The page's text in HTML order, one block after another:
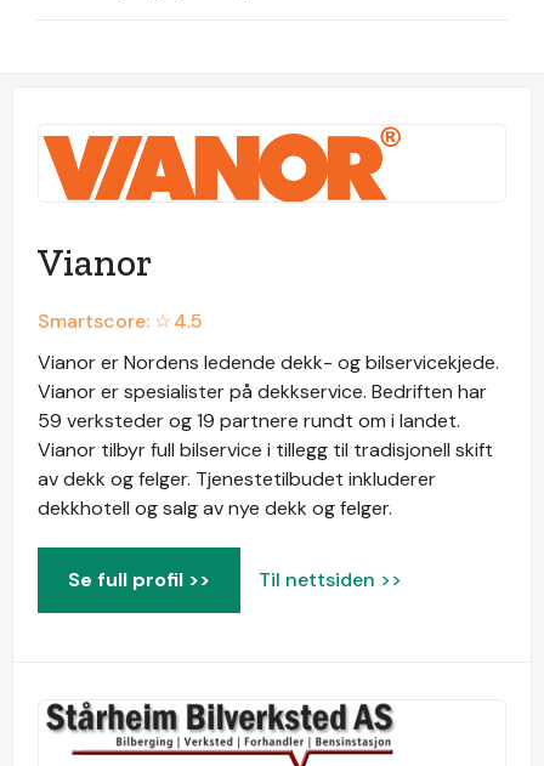
Vianor
Smartscore: ☆4.5
Vianor er Nordens ledende dekk- og bilservicekjede.
Vianor er spesialister på dekkservice. Bedriften har
59 verksteder og 19 partnere rundt om i landet.
Vianor tilbyr full bilservice i tillegg til tradisjonell skift
av dekk og felger. Tjenestetilbudet inkluderer
dekkhotell og salg av nye dekk og felger.
Se full profil >> Til nettsiden >>